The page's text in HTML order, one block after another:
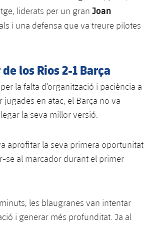
Masculí
Femení
les amateurs
les amateurs
l'Esportista Amateur
Legends
Rising
liderats per un gran Joan
i una defensa que va treure pilotes
de los Rios 2-1 Barça
la falta d’organització i paciència a
jugades en atac, el Barça no va
la seva millor versió.
aprofitar la seva primera oportunitat
se al marcador durant el primer
les blaugranes van intentar
i generar més profunditat. Ja al